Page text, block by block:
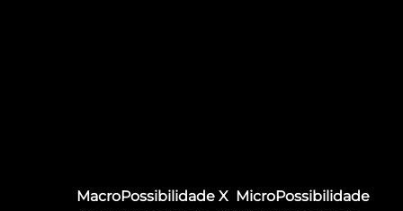
MacroPossibilidade X  MicroPossibilidade